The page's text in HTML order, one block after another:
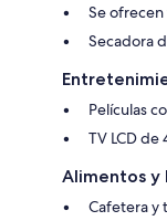
Se ofrecen
Secadora
Películas
TV LCD
Alimentos y
Cafetera y